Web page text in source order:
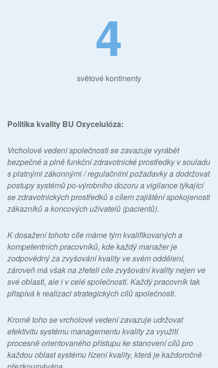
4
světové kontinenty
Politika kvality BU Oxycelulóza:
Vrcholové vedení společnosti se zavazuje vyrábět
bezpečné a plně funkční zdravotnické prostředky v souladu
s platnými zákonnými / regulačními požadavky a dodržovat
postupy systémů po-výrobního dozoru a vigilance týkající
se zdravotnických prostředků s cílem zajištění spokojenosti
zákazníků a koncových uživatelů (pacientů).
K dosažení tohoto cíle máme tým kvalifikovaných a
kompetentních pracovníků, kde každý manažer je
zodpovědný za zvyšování kvality ve svém oddělení,
zároveň má však na zřeteli cíle zvyšování kvality nejen ve
své oblasti, ale i v celé společnosti. Každý pracovník tak
přispívá k realizaci strategických cílů společnosti.
Kromě toho se vrcholové vedení zavazuje udržovat
efektivitu systému managementu kvality za využití
procesně orientovaného přístupu ke stanovení cílů pro
každou oblast systému řízení kvality, která je každoročně